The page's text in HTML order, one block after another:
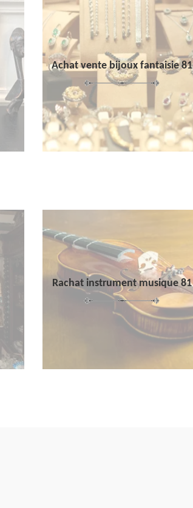
Achat vente bijoux fantaisie 81
Rachat instrument musique 81